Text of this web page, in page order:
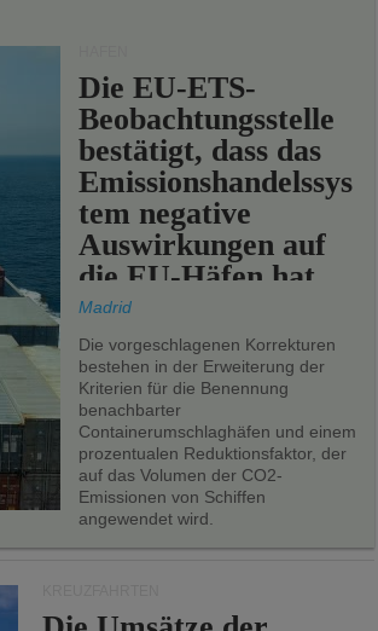
Die EU-ETS-
Beobachtungsstelle
bestätigt, dass das
Emissionshandelssys
tem negative
Auswirkungen auf
die EU-Häfen hat.
Madrid
Die vorgeschlagenen Korrekturen
bestehen in der Erweiterung der
Kriterien für die Benennung
benachbarter
Containerumschlaghäfen und einem
prozentualen Reduktionsfaktor, der
auf das Volumen der CO2-
Emissionen von Schiffen
angewendet wird.